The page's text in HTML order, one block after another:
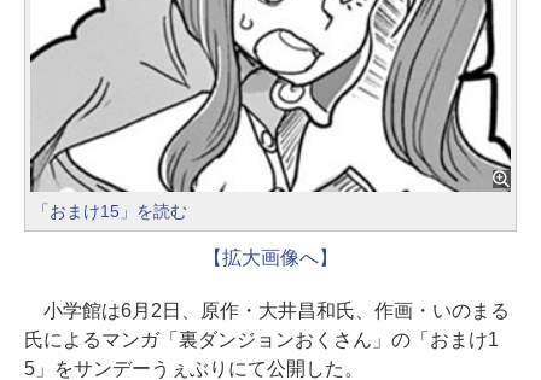
「おまけ15」を読む
【拡大画像へ】
小学館は6月2日、原作・大井昌和氏、作画・いのまる
氏によるマンガ「裏ダンジョンおくさん」の「おまけ1
5」をサンデーうぇぶりにて公開した。